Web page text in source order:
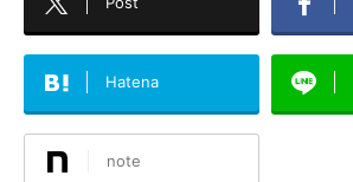
Hatena
note